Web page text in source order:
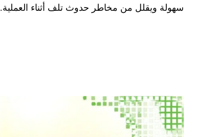
سهولة ويقلل من مخاطر حدوث تلف أثناء العملية.